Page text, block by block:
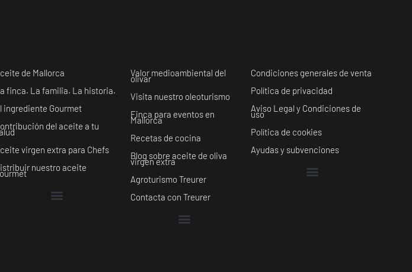
de Mallorca
finca. La familia. La historia.
ingrediente Gourmet
del aceite a tu
virgen extra para Chefs
nuestro aceite
Valor medioambiental del
olivar
Visita nuestro oleoturismo
Finca para eventos en
Mallorca
Recetas de cocina
Blog sobre aceite de oliva
virgen extra
Agroturismo Treurer
Contacta con Treurer
Condiciones generales de venta
Política de privacidad
Aviso Legal y Condiciones de
uso
Política de cookies
Ayudas y subvenciones